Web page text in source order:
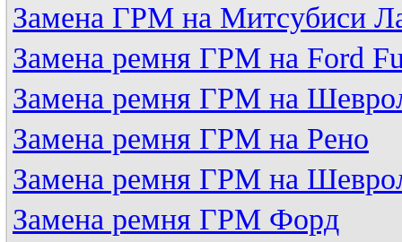
Замена ГРМ на Митсубиси
Замена ремня ГРМ на Ford
Замена ремня ГРМ на
Замена ремня ГРМ на Рено
Замена ремня ГРМ на
Замена ремня ГРМ Форд